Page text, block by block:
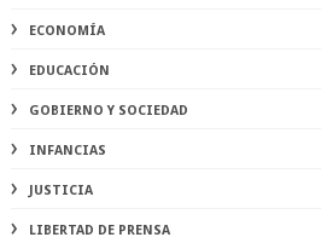
ECONOMÍA
EDUCACIÓN
GOBIERNO Y SOCIEDAD
INFANCIAS
JUSTICIA
LIBERTAD DE PRENSA